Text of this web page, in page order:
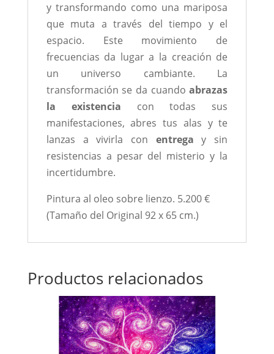
y transformando como una mariposa
que muta a través del tiempo y el
espacio. Este movimiento de
frecuencias da lugar a la creación de
un universo cambiante. La
transformación se da cuandoabrazas
la existencia con todas sus
manifestaciones, abres tus alas y te
lanzas a vivirla con entrega y sin
resistencias a pesar del misterio y la
incertidumbre.
Pintura al oleo sobre lienzo. 5.200 €
(Tamaño del Original 92 x 65 cm.)
Productos relacionados